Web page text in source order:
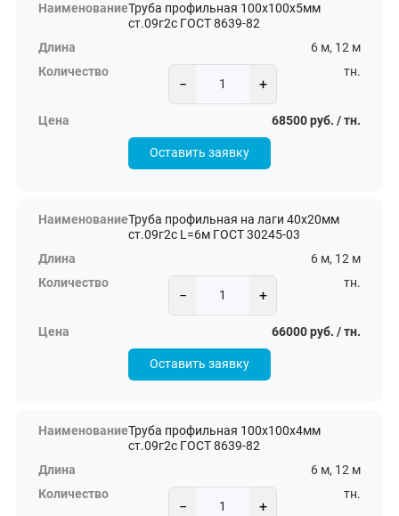
Труба профильная 100х100х5мм
ст.09г2с ГОСТ 8639-82
6 м, 12 м
− +
тн.
68500 руб. / тн.
Оставить заявку
Труба профильная на лаги 40х20мм
ст.09г2с L=6м ГОСТ 30245-03
6 м, 12 м
− +
тн.
66000 руб. / тн.
Оставить заявку
Труба профильная 100х100х4мм
ст.09г2с ГОСТ 8639-82
6 м, 12 м
− +
тн.